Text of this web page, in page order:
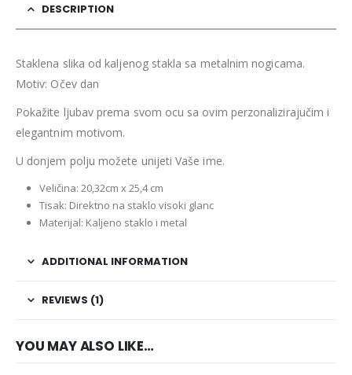
DESCRIPTION
Staklena slika od kaljenog stakla sa metalnim nogicama.
Motiv: Očev dan
Pokažite ljubav prema svom ocu sa ovim perzonalizirajučim i
elegantnim motivom.
U donjem polju možete unijeti Vaše ime.
Veličina: 20,32cm x 25,4 cm
Tisak: Direktno na staklo visoki glanc
Materijal: Kaljeno staklo i metal
ADDITIONAL INFORMATION
REVIEWS (1)
YOU MAY ALSO LIKE…